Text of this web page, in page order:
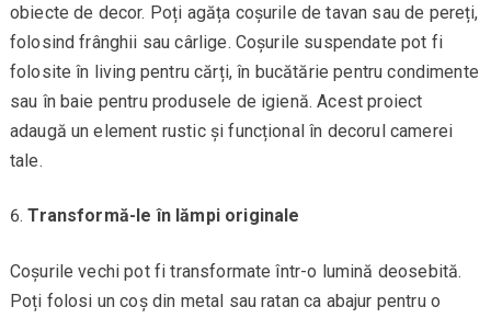
obiecte de decor. Poți agăța coșurile de tavan sau de pereți,
folosind frânghii sau cârlige. Coșurile suspendate pot fi
folosite în living pentru cărți, în bucătărie pentru condimente
sau în baie pentru produsele de igienă. Acest proiect
adaugă un element rustic și funcțional în decorul camerei
tale.
Transformă-le în lămpi originale
Coșurile vechi pot fi transformate într-o lumină deosebită.
Poți folosi un coș din metal sau ratan ca abajur pentru o